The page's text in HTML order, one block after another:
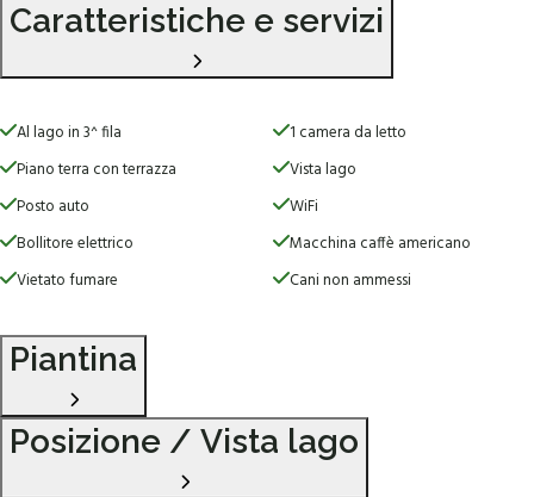
Caratteristiche e servizi
Al lago in 3^ fila
1 camera da letto
Piano terra con terrazza
Vista lago
Posto auto
WiFi
Bollitore elettrico
Macchina caffè americano
Vietato fumare
Cani non ammessi
Piantina
Posizione / Vista lago